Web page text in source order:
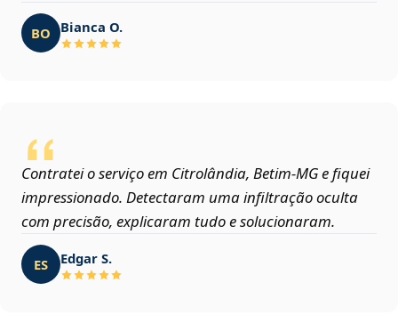
BO Bianca O.
Contratei o serviço em Citrolândia, Betim‑MG e fiquei
impressionado. Detectaram uma infiltração oculta
com precisão, explicaram tudo e solucionaram.
ES Edgar S.